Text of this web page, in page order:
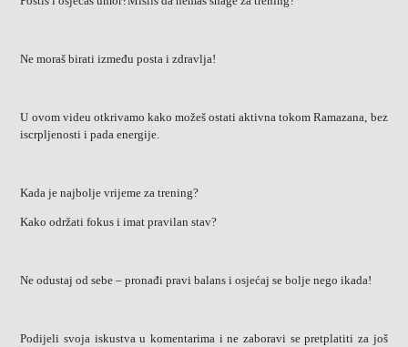
Ne moraš birati između posta i zdravlja!
U ovom videu otkrivamo kako možeš ostati aktivna tokom Ramazana, bez
iscrpljenosti i pada energije.
Kada je najbolje vrijeme za trening?
Kako održati fokus i imat pravilan stav?
Ne odustaj od sebe – pronađi pravi balans i osjećaj se bolje nego ikada!
Podijeli svoja iskustva u komentarima i ne zaboravi se pretplatiti za još